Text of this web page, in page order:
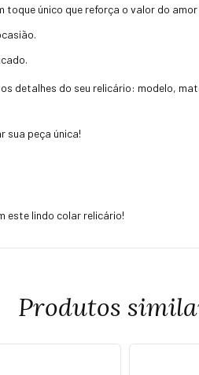
toque único que reforça o valor do
detalhes do seu relicário: modelo,
sua peça única!
este lindo colar relicário!
Produtos